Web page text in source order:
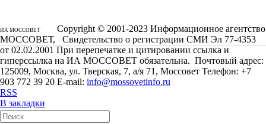
ИА МОССОВЕТ
Copyright © 2001-2023 Информационное агентство
МОССОВЕТ, Свидетельство о регистрации СМИ Эл 77-4353
от 02.02.2001 При перепечатке и цитировании ссылка и
гиперссылка на ИА МОССОВЕТ обязательна. Почтовый адрес:
125009, Москва, ул. Тверская, 7, а/я 71, Моссовет Телефон: +7
903 772 39 20 E-mail: info@mossovetinfo.ru
RSS
В закладки